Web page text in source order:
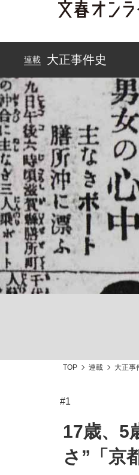
「善か
終戦から
連載 大正事件史
TOP 連載 大正事
#1
17歳、5
さ”「京